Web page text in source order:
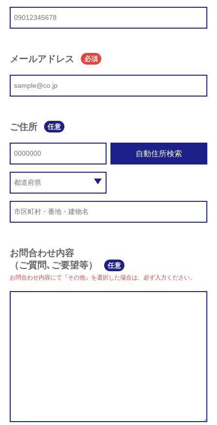
メールアドレス 必須
ご住所 任意
自動住所検索
お問合わせ内容
（ご質問､ご要望等）
任意
お問合わせ内容にて『その他』を選択した場合は、必ず入力ください。